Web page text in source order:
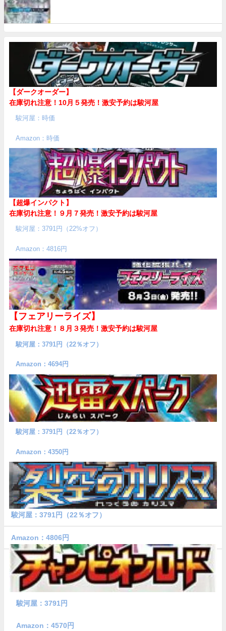
【ダークオーダー】
在庫切れ注意！10月５発売！ 激安予約は駿河屋
駿河屋：時価
Amazon：時価
【超爆インパクト】
在庫切れ注意！９月７発売！ 激安予約は駿河屋
駿河屋：3791円（22%オフ）
Amazon：4816円
【フェアリーライズ】
在庫切れ注意！８月３発売！ 激安予約は駿河屋
駿河屋：3791円（22％オフ）
Amazon：4694円
駿河屋：3791円（22％オフ）
Amazon：4350円
駿河屋：3791円（22％オフ）
Amazon：4806円
駿河屋：3791円
Amazon：4570円